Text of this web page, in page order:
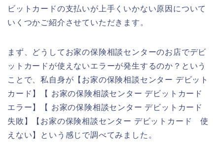
ビットカードの支払いが上手くいかない原因について
いくつかご紹介させていただきます。
まず、どうしてお家の保険相談センターのお店でデビ
ットカードが使えないエラーが発生するのか？という
ことで、私自身が【お家の保険相談センター デビット
カード】【 お家の保険相談センター デビットカード
エラー】【 お家の保険相談センター デビットカード
失敗】【お家の保険相談センター デビットカード 使
えない】という感じで調べてみました。